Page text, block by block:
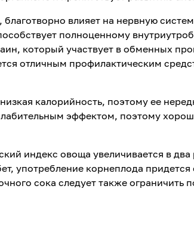
влияет на нервную
полноценному
который участвует в обменных
отличным профилактическим
калорийность, поэтому ее
эффектом, поэтому
индекс овоща увеличивается в два
употребление корнеплода придется
сока следует также ограничить